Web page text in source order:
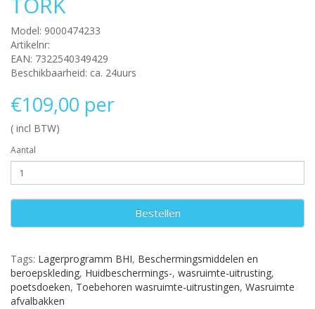
Model: 9000474233
Artikelnr:
EAN: 7322540349429
Beschikbaarheid: ca. 24uurs
€109,00 per
( incl BTW)
Aantal
Bestellen
Tags: Lagerprogramm BHI, Beschermingsmiddelen en
beroepskleding, Huidbeschermings-, wasruimte-uitrusting,
poetsdoeken, Toebehoren wasruimte-uitrustingen, Wasruimte
afvalbakken